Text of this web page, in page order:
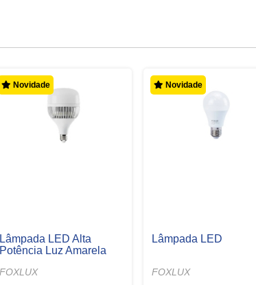
Pilha Bateria Alcalina
FOXLUX
Novidade
Luminária LED Painel
FOXLUX
Novidade